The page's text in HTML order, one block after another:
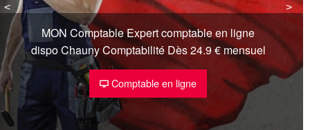
<
< >
>
MON Comptable Expert comptable en ligne
dispo Chauny Comptabilité Dès 24.9 € mensuel
Comptable en ligne